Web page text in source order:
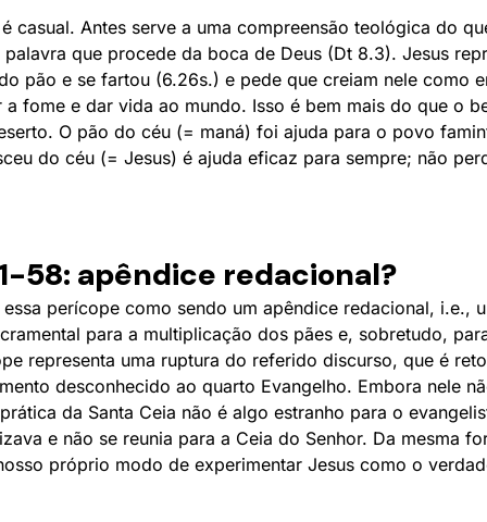
casual. Antes serve a uma compreensão teológica do
que procede da boca de Deus (Dt 8.3). Jesus
pão e se fartou (6.26s.) e pede que creiam nele como
fome e dar vida ao mundo. Isso é bem mais do que o
O pão do céu (= maná) foi ajuda para o povo
do céu (= Jesus) é ajuda eficaz para sempre; não
58: apêndice redacional?
perícope como sendo um apêndice redacional, i.e.,
para a multiplicação dos pães e, sobretudo,
representa uma ruptura do referido discurso, que é
desconhecido ao quarto Evangelho. Embora nele
da Santa Ceia não é algo estranho para o
e não se reunia para a Ceia do Senhor. Da mesma
próprio modo de experimentar Jesus como o